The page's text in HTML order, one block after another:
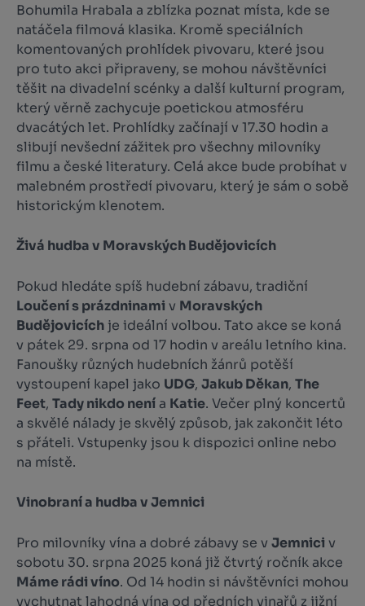
Bohumila Hrabala a zblízka poznat místa, kde se
natáčela filmová klasika. Kromě speciálních
komentovaných prohlídek pivovaru, které jsou
pro tuto akci připraveny, se mohou návštěvníci
těšit na divadelní scénky a další kulturní program,
který věrně zachycuje poetickou atmosféru
dvacátých let. Prohlídky začínají v 17.30 hodin a
slibují nevšední zážitek pro všechny milovníky
filmu a české literatury. Celá akce bude probíhat v
malebném prostředí pivovaru, který je sám o sobě
historickým klenotem.
Živá hudba v Moravských Budějovicích
Pokud hledáte spíš hudební zábavu, tradiční
Loučení s prázdninamiv Moravských
Budějovicích je ideální volbou. Tato akce se koná
v pátek 29. srpna od 17 hodin v areálu letního kina.
Fanoušky různých hudebních žánrů potěší
vystoupení kapel jako UDG, Jakub Děkan, The
Feet, Tady nikdo není a Katie. Večer plný koncertů
a skvělé nálady je skvělý způsob, jak zakončit léto
s přáteli. Vstupenky jsou k dispozici online nebo
na místě.
Vinobraní a hudba v Jemnici
Pro milovníky vína a dobré zábavy se v Jemniciv
sobotu 30. srpna 2025 koná již čtvrtý ročník akce
Máme rádi víno. Od 14 hodin si návštěvníci mohou
vychutnat lahodná vína od předních vinařů z jižní